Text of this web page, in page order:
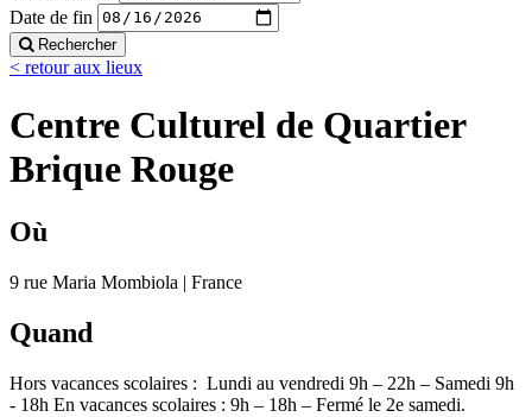
Date de fin
Rechercher
< retour aux lieux
Centre Culturel de Quartier
Brique Rouge
Où
9 rue Maria Mombiola | France
Quand
Hors vacances scolaires : Lundi au vendredi 9h – 22h – Samedi 9h
- 18h En vacances scolaires : 9h – 18h – Fermé le 2e samedi.